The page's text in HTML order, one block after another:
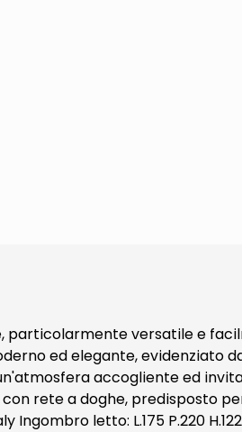
versatile e
ed elegante, evidenziato
accogliente ed
rete a doghe, predisposto
letto: L.175 P.220